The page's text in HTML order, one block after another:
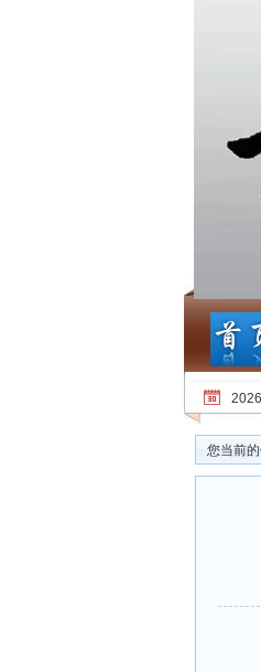
您当前的